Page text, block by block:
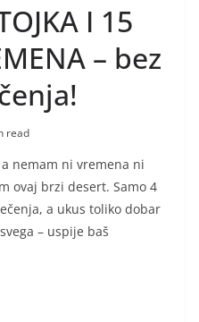
I 15
– bez
read
nemam ni vremena ni
ovaj brzi desert. Samo 4
a ukus toliko dobar
– uspije baš